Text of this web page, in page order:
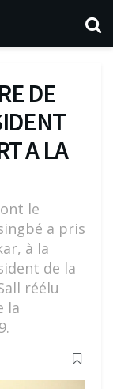
DE
A LA
le
a pris
à la
de la
réélu
la